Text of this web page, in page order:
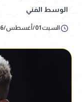
الوسط الفني
السبت 01/أغسطس/2026 - 10:12 م